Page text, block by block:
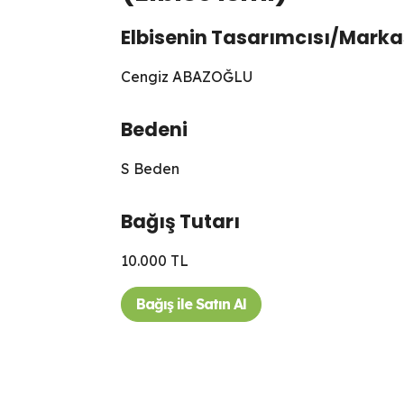
Elbisenin Tasarımcısı/
Cengiz ABAZOĞLU
Bedeni
S Beden
Bağış Tutarı
10.000 TL
Bağış ile Satın Al